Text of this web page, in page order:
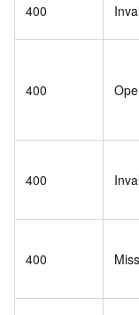
400
400
400
400